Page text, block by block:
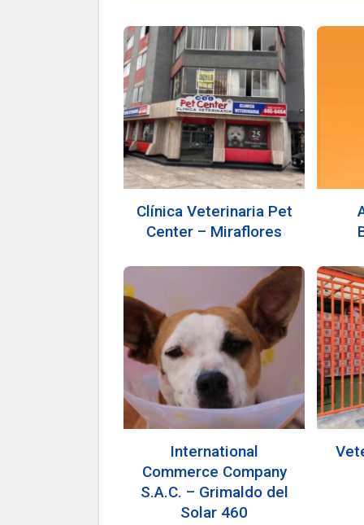
Clínica Veterinaria Pet
Center – Miraflores
International
Commerce Company
S.A.C. – Grimaldo del
Solar 460